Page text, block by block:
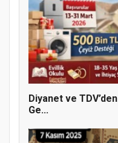
Diyanet ve
Ge...